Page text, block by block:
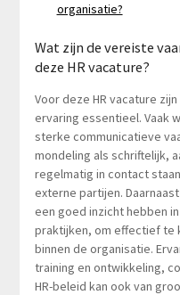
organisatie?
Wat zijn de vereiste
deze HR vacature?
Voor deze HR vacature
ervaring essentieel. Vaak
sterke communicatieve
mondeling als schriftelijk,
regelmatig in contact
externe partijen.
een goed inzicht hebben
praktijken, om effectief te
binnen de organisatie.
training en ontwikkeling,
HR-beleid kan ook van